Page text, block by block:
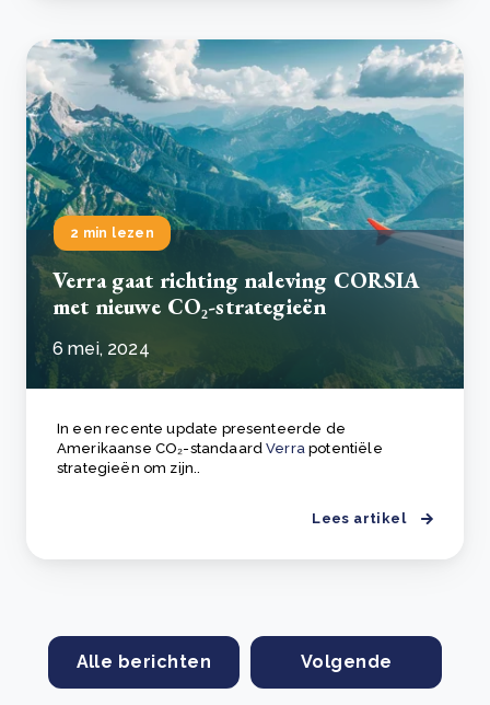
2 min lezen
Verra gaat richting naleving CORSIA
met nieuwe CO₂-strategieën
6 mei, 2024
In een recente update presenteerde de
Amerikaanse CO₂-standaardVerrapotentiële
strategieën om zijn..
Lees artikel
Alle berichten Volgende